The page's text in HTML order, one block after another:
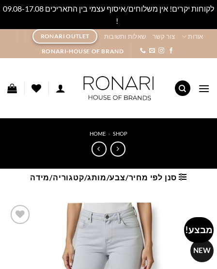
לקוחות יקרים! אין משלוחים/איסוף עצמי בין התאריכים 09.08-17.08
!
content
אודות צור קשר שאלות ותשובות RONARI OUTLET
RONARI-HOUSE OF BRAND
HOME » SHOP
סנן לפי מחיר/צבע/מותג/קטגוריה/מידה
מבצע!
NEW